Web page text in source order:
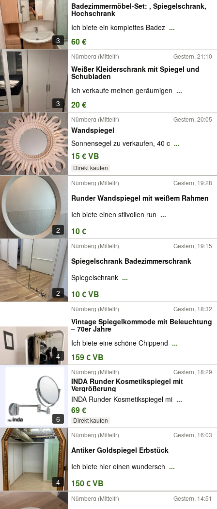
3
Badezimmermöbel-Set: , Spiegelschrank,
Hochschrank
Ich biete ein komplettes Badez ...
60 €
3
Nürnberg (Mittelfr) Gestern, 21:10
Weißer Kleiderschrank mit Spiegel und
Schubladen
Ich verkaufe meinen geräumigen ...
20 €
Nürnberg (Mittelfr) Gestern, 20:05
Wandspiegel
Sonnensegel zu verkaufen, 40 c ...
15 € VB
Direkt kaufen
2
Nürnberg (Mittelfr) Gestern, 19:28
Runder Wandspiegel mit weißem Rahmen
Ich biete einen stilvollen run ...
10 €
2
Nürnberg (Mittelfr) Gestern, 19:15
Spiegelschrank Badezimmerschrank
Spiegelschrank ...
10 € VB
4
Nürnberg (Mittelfr) Gestern, 18:32
Vintage Spiegelkommode mit Beleuchtung
– 70er Jahre
Ich biete eine schöne Chippend ...
159 € VB
6
Nürnberg (Mittelfr) Gestern, 18:29
INDA Runder Kosmetikspiegel mit
Vergrößerung
INDA Runder Kosmetikspiegel mi ...
69 €
Direkt kaufen
4
Nürnberg (Mittelfr) Gestern, 16:03
Antiker Goldspiegel Erbstück
Ich biete hier einen wundersch ...
150 € VB
Nürnberg (Mittelfr) Gestern, 14:51